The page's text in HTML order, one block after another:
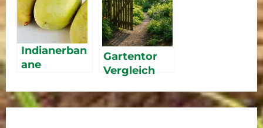
Outdoor-
Whirlpools
im Vergleich
Schritt-
Anleitung
für Garten
und Balkon
Indianerban
ane
Gartentor
Vergleich
richtige Tor